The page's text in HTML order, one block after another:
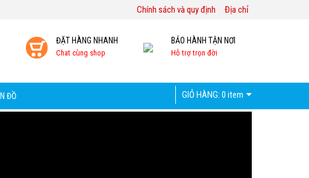
Chính sách và quy định Địa chỉ
ĐẶT HÀNG NHANH
Chat cùng shop
BẢO HÀNH TẬN NƠI
Hỗ trợ trọn đời
ĐỒ GIỎ HÀNG: 0 item